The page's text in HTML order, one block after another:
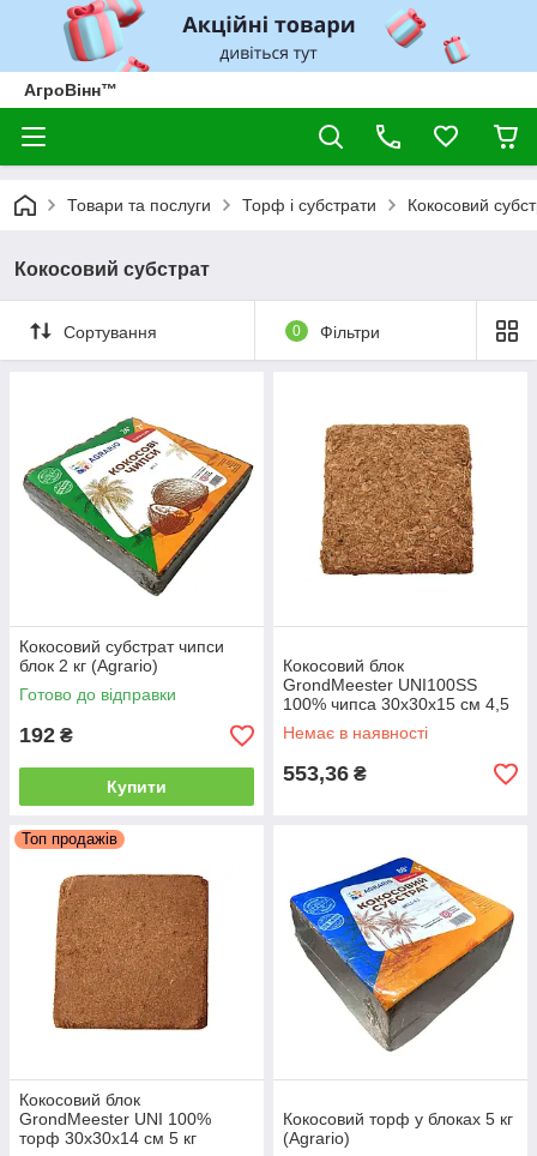
АгроВінн™
Товари та послуги Торф і субстрати Кокосовий
Кокосовий субстрат
Сортування 0 Фільтри
Кокосовий субстрат чипси
блок 2 кг (Agrario)
Готово до відправки
192 ₴
Купити
Кокосовий блок
GrondMeester UNI100SS
100% чипса 30х30х15 см 4,5
кг
Немає в наявності
553,36 ₴
Топ продажів
Кокосовий блок
GrondMeester UNI 100%
торф 30х30х14 см 5 кг
Кокосовий торф у блоках 5 кг
(Agrario)